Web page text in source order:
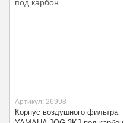
Артикул: 26998
Корпус воздушного фильтра